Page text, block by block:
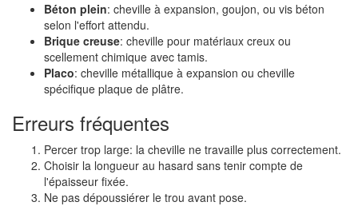
Béton plein: cheville à expansion, goujon, ou vis béton
selon l'effort attendu.
Brique creuse: cheville pour matériaux creux ou
scellement chimique avec tamis.
Placo: cheville métallique à expansion ou cheville
spécifique plaque de plâtre.
Erreurs fréquentes
Percer trop large: la cheville ne travaille plus correctement.
Choisir la longueur au hasard sans tenir compte de
l'épaisseur fixée.
Ne pas dépoussiérer le trou avant pose.